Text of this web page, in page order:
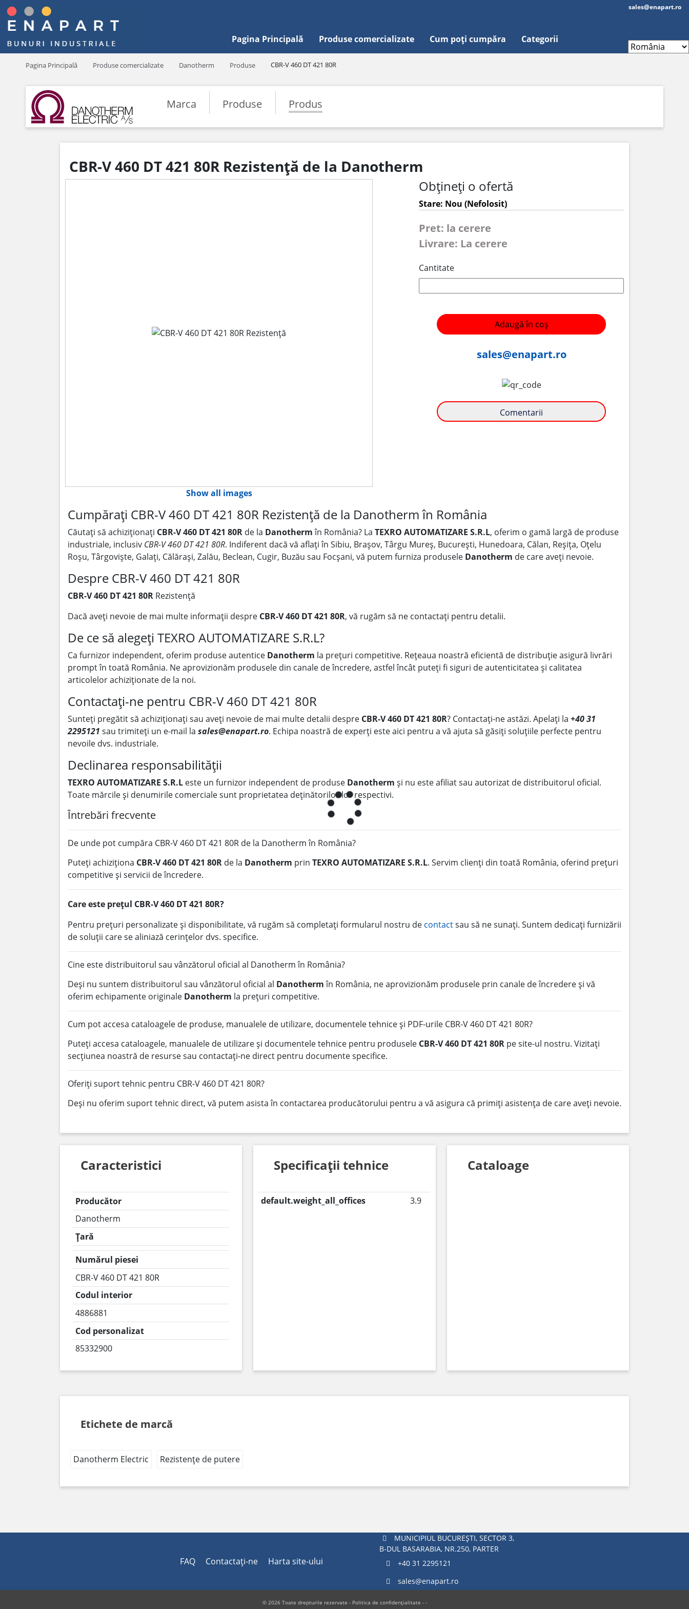
Pagina Principală Produse comercializate Cum poți cumpăra Categorii
sales@enapart.ro
Pagina Principală Produse comercializate Danotherm Produse CBR-V 460 DT 421 80R
Marca Produse Produs
CBR-V 460 DT 421 80R Rezistență de la Danotherm
Show all images
Obțineți o ofertă
Stare: Nou (Nefolosit)
Pret: la cerere
Livrare: La cerere
Cantitate
Adaugă în coș
sales@enapart.ro
Comentarii
Cumpărați CBR-V 460 DT 421 80R Rezistență de la Danotherm în România
Căutați să achiziționați CBR-V 460 DT 421 80R de la Danothermîn România? La TEXRO AUTOMATIZARE S.R.L, oferim o gamă largă de produse
industriale, inclusiv CBR-V 460 DT 421 80R. Indiferent dacă vă aflați în Sibiu, Brașov, Târgu Mureș, București, Hunedoara, Călan, Reșița, Oțelu
Roșu, Târgoviște, Galați, Călărași, Zalău, Beclean, Cugir, Buzău sau Focșani, vă putem furniza produsele Danotherm de care aveți nevoie.
Despre CBR-V 460 DT 421 80R
CBR-V 460 DT 421 80R Rezistență
Dacă aveți nevoie de mai multe informații despre CBR-V 460 DT 421 80R, vă rugăm să ne contactați pentru detalii.
De ce să alegeți TEXRO AUTOMATIZARE S.R.L?
Ca furnizor independent, oferim produse autentice Danotherm la prețuri competitive. Rețeaua noastră eficientă de distribuție asigură livrări
prompt în toată România. Ne aprovizionăm produsele din canale de încredere, astfel încât puteți fi siguri de autenticitatea și calitatea
articolelor achiziționate de la noi.
Contactați-ne pentru CBR-V 460 DT 421 80R
Sunteți pregătit să achiziționați sau aveți nevoie de mai multe detalii despre CBR-V 460 DT 421 80R? Contactați-ne astăzi. Apelați la +40 31
2295121 sau trimiteți un e-mail la sales@enapart.ro. Echipa noastră de experți este aici pentru a vă ajuta să găsiți soluțiile perfecte pentru
nevoile dvs. industriale.
Declinarea responsabilității
TEXRO AUTOMATIZARE S.R.L este un furnizor independent de produse Danotherm și nu este afiliat sau autorizat de distribuitorul oficial.
Toate mărcile și denumirile comerciale sunt proprietatea deținătorilor lor respectivi.
Întrebări frecvente
De unde pot cumpăra CBR-V 460 DT 421 80R de la Danotherm în România?
Puteți achiziționa CBR-V 460 DT 421 80R de la Danotherm prin TEXRO AUTOMATIZARE S.R.L. Servim clienți din toată România, oferind prețuri
competitive și servicii de încredere.
Care este prețul CBR-V 460 DT 421 80R?
Pentru prețuri personalizate și disponibilitate, vă rugăm să completați formularul nostru de contactsau să ne sunați. Suntem dedicați furnizării
de soluții care se aliniază cerințelor dvs. specifice.
Cine este distribuitorul sau vânzătorul oficial al Danotherm în România?
Deși nu suntem distribuitorul sau vânzătorul oficial al Danothermîn România, ne aprovizionăm produsele prin canale de încredere și vă
oferim echipamente originale Danotherm la prețuri competitive.
Cum pot accesa cataloagele de produse, manualele de utilizare, documentele tehnice și PDF-urile CBR-V 460 DT 421 80R?
Puteți accesa cataloagele, manualele de utilizare și documentele tehnice pentru produsele CBR-V 460 DT 421 80R pe site-ul nostru. Vizitați
secțiunea noastră de resurse sau contactați-ne direct pentru documente specifice.
Oferiți suport tehnic pentru CBR-V 460 DT 421 80R?
Deși nu oferim suport tehnic direct, vă putem asista în contactarea producătorului pentru a vă asigura că primiți asistența de care aveți nevoie.
Caracteristici
Producător
Danotherm
Țară
Numărul piesei
CBR-V 460 DT 421 80R
Codul interior
4886881
Cod personalizat
85332900
Specificații tehnice
default.weight_all_offices 3.9
Cataloage
Etichete de marcă
Danotherm Electric Rezistențe de putere
FAQ Contactaţi-ne Harta site-ului
MUNICIPIUL BUCUREŞTI, SECTOR 3,
B-DUL BASARABIA, NR.250, PARTER
+40 31 2295121
sales@enapart.ro
© 2026 Toate drepturile rezervate - Politica de confidențialitate - -